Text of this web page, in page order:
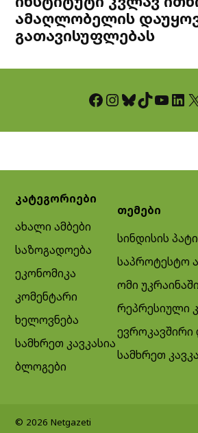
ამაღლობელის
გათავისუფლებას
Facebook InstagramBluesky TikTok YouTube LinkedIn X
კატეგორიები
ახალი ამბები
საზოგადოება
ეკონომიკა
კომენტარი
ხელოვნება
სამხრეთ კავკასია
ბლოგები
თემები
სინდისის
საპროტესტო
ომი უკრაინაში
რეპრესიული
სამხრეთ
© 2026 Netgazeti